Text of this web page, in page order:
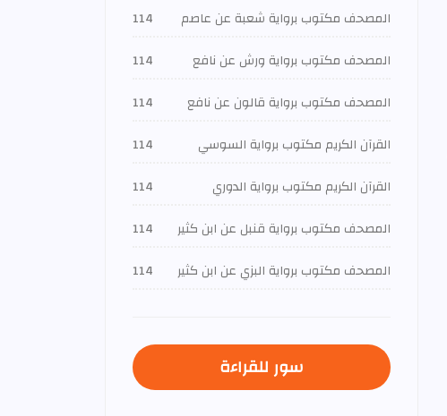
المصحف مكتوب برواية شعبة عن عاصم
114
المصحف مكتوب برواية ورش عن نافع
114
المصحف مكتوب برواية قالون عن نافع
114
القرآن الكريم مكتوب برواية السوسي
114
القرآن الكريم مكتوب برواية الدوري
114
المصحف مكتوب برواية قنبل عن ابن كثير
114
المصحف مكتوب برواية البزي عن ابن كثير
114
سور للقراءة